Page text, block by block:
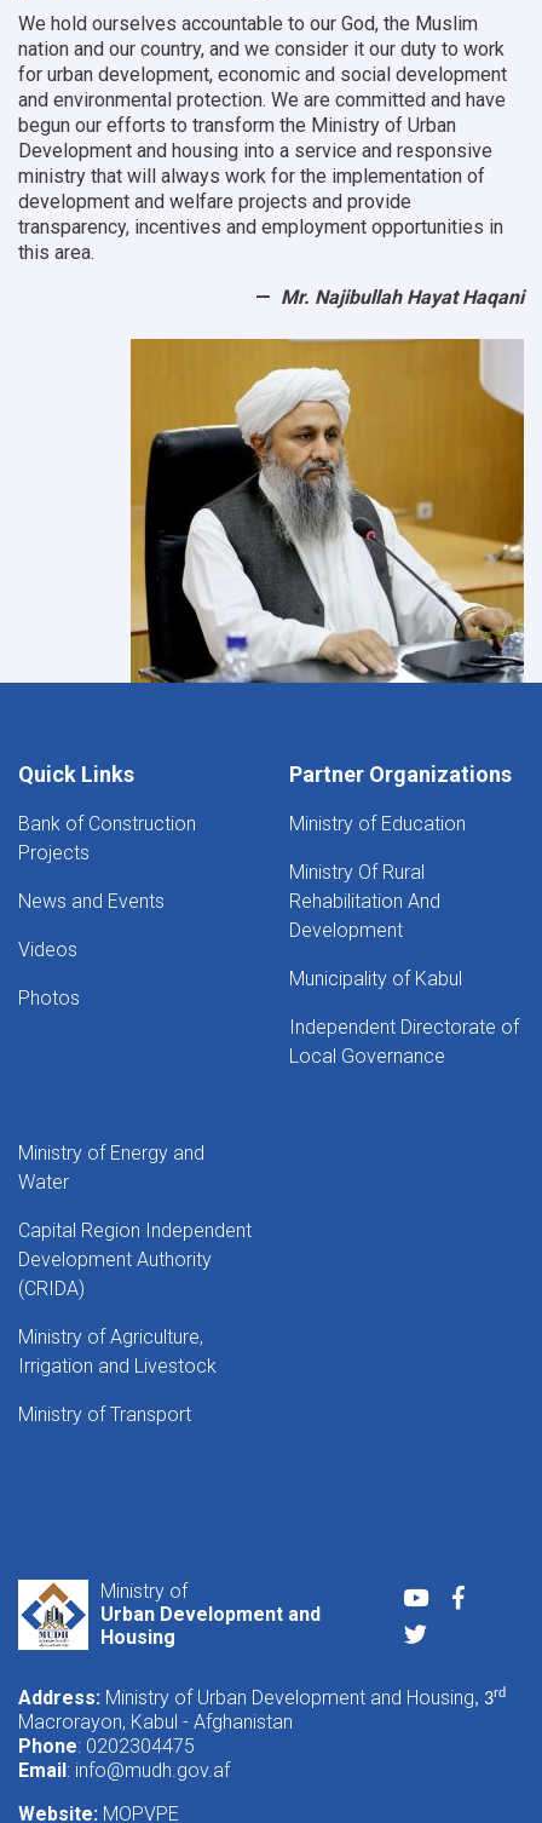
We hold ourselves accountable to our God, the Muslim
nation and our country, and we consider it our duty to work
for urban development, economic and social development
and environmental protection. We are committed and have
begun our efforts to transform the Ministry of Urban
Development and housing into a service and responsive
ministry that will always work for the implementation of
development and welfare projects and provide
transparency, incentives and employment opportunities in
this area.
Mr. Najibullah Hayat Haqani
Quick Links
Bank of Construction
Projects
News and Events
Videos
Photos
Partner Organizations
Ministry of Education
Ministry Of Rural
Rehabilitation And
Development
Municipality of Kabul
Independent Directorate of
Local Governance
Ministry of Energy and
Water
Capital Region Independent
Development Authority
(CRIDA)
Ministry of Agriculture,
Irrigation and Livestock
Ministry of Transport
Ministry of
Urban Development and
Housing
Youtube
Twitter
Address: Ministry of Urban Development and Housing, 3rd
Macrorayon, Kabul - Afghanistan
Phone: 0202304475
Email : info@mudh.gov.af
Website: MOPVPE